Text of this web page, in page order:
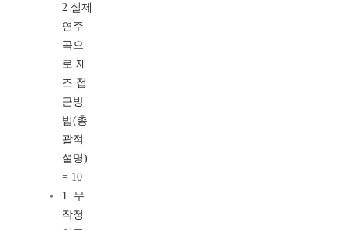
2 실제
연주
곡으
로 재
즈 접
근방
법(총
괄적
설명)
= 10
1. 무
작정